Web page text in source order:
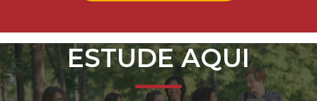
ESTUDE AQUI